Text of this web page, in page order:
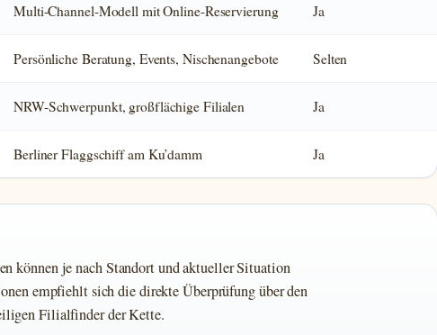
Multi-Channel-Modell mit Online-Reservierung Ja
Persönliche Beratung, Events, Nischenangebote Selten
NRW-Schwerpunkt, großflächige Filialen Ja
Berliner Flaggschiff am Ku’damm Ja
können je nach Standort und aktueller Situation
empfiehlt sich die direkte Überprüfung über den
Filialfinder der Kette.